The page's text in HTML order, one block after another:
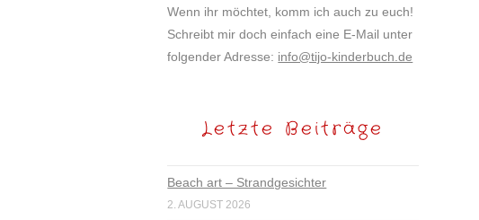
Wenn ihr möchtet, komm ich auch zu euch!
Schreibt mir doch einfach eine E-Mail unter
folgender Adresse: info@tijo-kinderbuch.de
Letzte Beiträge
Beach art – Strandgesichter
2. AUGUST 2026